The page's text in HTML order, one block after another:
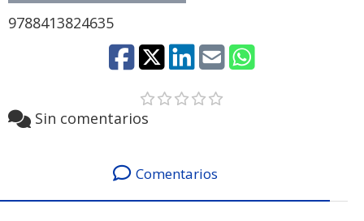
9788413824635
Sin comentarios
Comentarios